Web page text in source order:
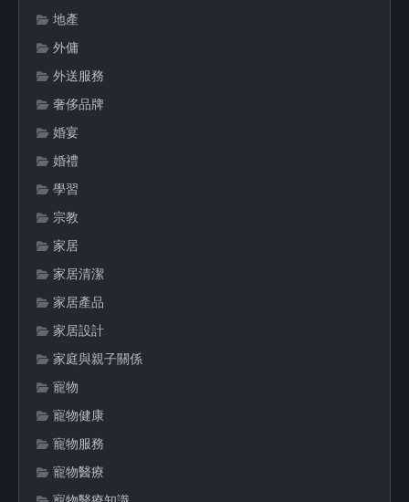
地產
外傭
外送服務
奢侈品牌
婚宴
婚禮
學習
宗教
家居
家居清潔
家居產品
家居設計
家庭與親子關係
寵物
寵物健康
寵物服務
寵物醫療